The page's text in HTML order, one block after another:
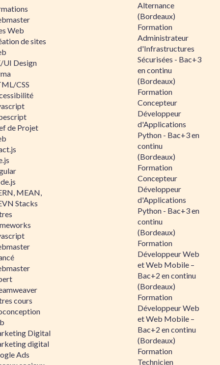
Web
de sites
UI Design
CSS
de Projet
MEAN,
Stacks
cours
Digital
digital
Ads
Alternance
(Bordeaux)
Formation
Administrateur
d'Infrastructures
Sécurisées - Bac+3
en continu
(Bordeaux)
Formation
Concepteur
Développeur
d'Applications
Python - Bac+3 en
continu
(Bordeaux)
Formation
Concepteur
Développeur
d'Applications
Python - Bac+3 en
continu
(Bordeaux)
Formation
Développeur Web
et Web Mobile –
Bac+2 en continu
(Bordeaux)
Formation
Développeur Web
et Web Mobile –
Bac+2 en continu
(Bordeaux)
Formation
Technicien